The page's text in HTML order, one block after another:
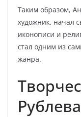
Таким образом,
художник, начал
иконописи и
стал одним из
жанра.
Рублева